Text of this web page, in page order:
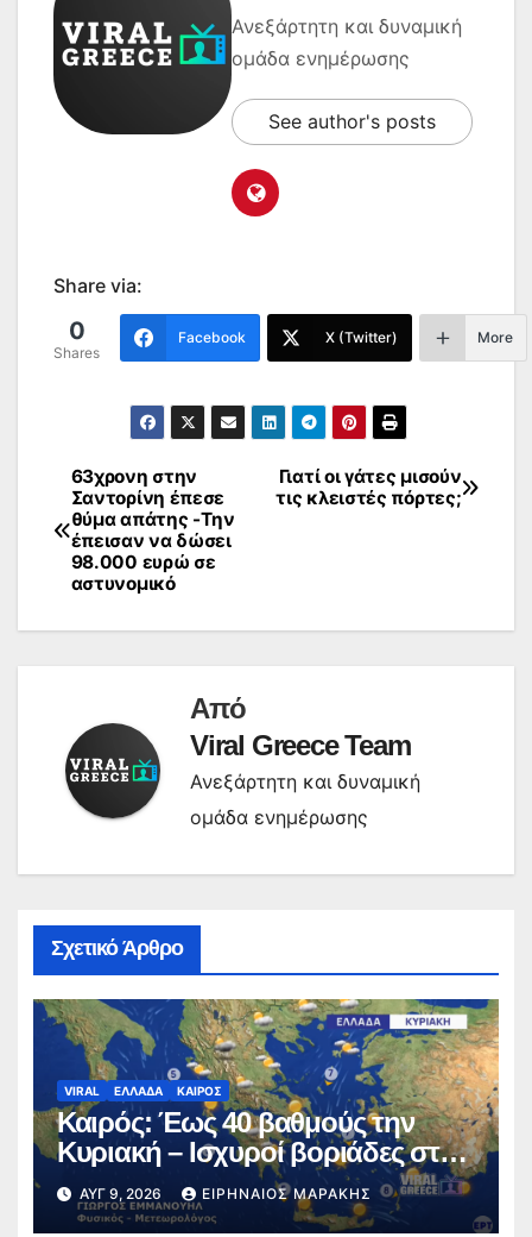
Ανεξάρτητη και δυναμική
ομάδα ενημέρωσης
See author's posts
Share via:
0
Shares
Facebook X (Twitter) More
Πλοήγηση
άρθρων
Γιατί οι γάτες μισούν
τις κλειστές πόρτες;
63χρονη στην
Σαντορίνη έπεσε
θύμα απάτης -Tην
έπεισαν να δώσει
98.000 ευρώ σε
αστυνομικό
Από
Viral Greece Team
Ανεξάρτητη και δυναμική
ομάδα ενημέρωσης
Σχετικό Άρθρο
VIRAL ΕΛΛΑΔΑ ΚΑΙΡΟΣ
Καιρός: Έως 40 βαθμούς την
Κυριακή – Ισχυροί βοριάδες στο
Αιγαίο (video)
ΑΥΓ 9, 2026 ΕΙΡΗΝΑΊΟΣ ΜΑΡΆΚΗΣ